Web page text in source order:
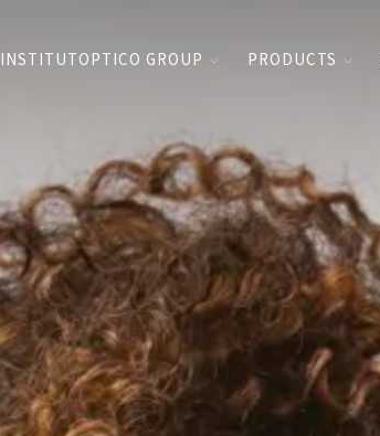
INSTITUTOPTICO GROUP PRODUCTS